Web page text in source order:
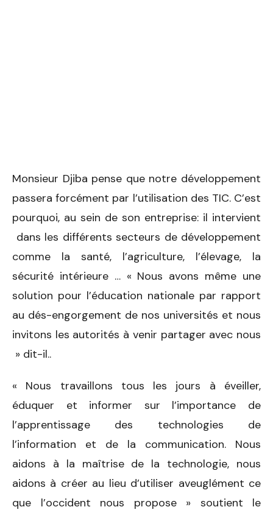
Monsieur Djiba pense que notre développement
passera forcément par l’utilisation des TIC. C’est
pourquoi, au sein de son entreprise: il intervient
dans les différents secteurs de développement
comme la santé, l’agriculture, l’élevage, la
sécurité intérieure … « Nous avons même une
solution pour l’éducation nationale par rapport
au dés-engorgement de nos universités et nous
invitons les autorités à venir partager avec nous
» dit-il..
« Nous travaillons tous les jours à éveiller,
éduquer et informer sur l’importance de
l’apprentissage des technologies de
l’information et de la communication. Nous
aidons à la maîtrise de la technologie, nous
aidons à créer au lieu d’utiliser aveuglément ce
que l’occident nous propose » soutient le